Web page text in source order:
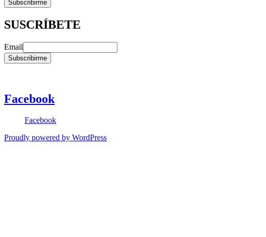
SUSCRÍBETE
Email
Facebook
Facebook
Proudly powered by WordPress